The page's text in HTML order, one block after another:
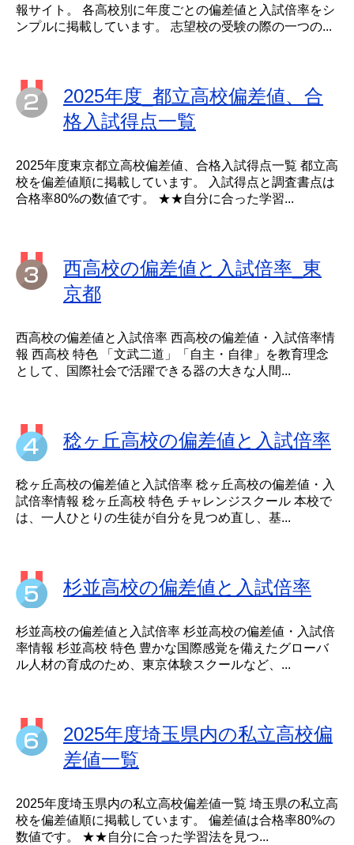
報サイト。 各高校別に年度ごとの偏差値と入試倍率をシ
ンプルに掲載しています。 志望校の受験の際の一つの...
2025年度_都立高校偏差値、合
格入試得点一覧
2025年度東京都立高校偏差値、合格入試得点一覧 都立高
校を偏差値順に掲載しています。 入試得点と調査書点は
合格率80%の数値です。 ★★自分に合った学習...
西高校の偏差値と入試倍率_東
京都
西高校の偏差値と入試倍率 西高校の偏差値・入試倍率情
報 西高校 特色 「文武二道」「自主・自律」を教育理念
として、国際社会で活躍できる器の大きな人間...
稔ヶ丘高校の偏差値と入試倍率
稔ヶ丘高校の偏差値と入試倍率 稔ヶ丘高校の偏差値・入
試倍率情報 稔ヶ丘高校 特色 チャレンジスクール 本校で
は、一人ひとりの生徒が自分を見つめ直し、基...
杉並高校の偏差値と入試倍率
杉並高校の偏差値と入試倍率 杉並高校の偏差値・入試倍
率情報 杉並高校 特色 豊かな国際感覚を備えたグローバ
ル人材の育成のため、東京体験スクールなど、...
2025年度埼玉県内の私立高校偏
差値一覧
2025年度埼玉県内の私立高校偏差値一覧 埼玉県の私立高
校を偏差値順に掲載しています。 偏差値は合格率80%の
数値です。 ★★自分に合った学習法を見つ...